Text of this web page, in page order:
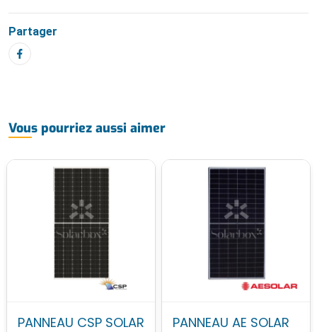
Partager
Vous pourriez aussi aimer
PANNEAU CSP SOLAR
PANNEAU AE SOLAR